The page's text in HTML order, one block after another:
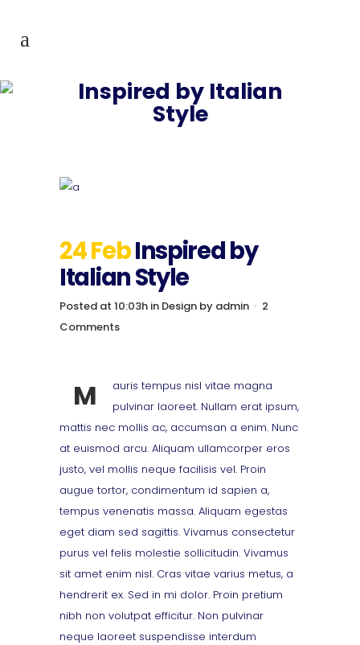
Inspired by Italian
Style
24 FebInspired by
Italian Style
Posted at 10:03h in Design by admin
2
Comments
M
auris tempus nisl vitae magna
pulvinar laoreet. Nullam erat ipsum,
mattis nec mollis ac, accumsan a enim. Nunc
at euismod arcu. Aliquam ullamcorper eros
justo, vel mollis neque facilisis vel. Proin
augue tortor, condimentum id sapien a,
tempus venenatis massa. Aliquam egestas
eget diam sed sagittis. Vivamus consectetur
purus vel felis molestie sollicitudin. Vivamus
sit amet enim nisl. Cras vitae varius metus, a
hendrerit ex. Sed in mi dolor. Proin pretium
nibh non volutpat efficitur. Non pulvinar
neque laoreet suspendisse interdum